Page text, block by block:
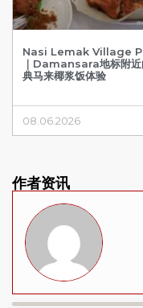
Nasi Lemak Village
｜Damansara地标附近
典马来椰浆饭体验
08.06.2026
作者资讯